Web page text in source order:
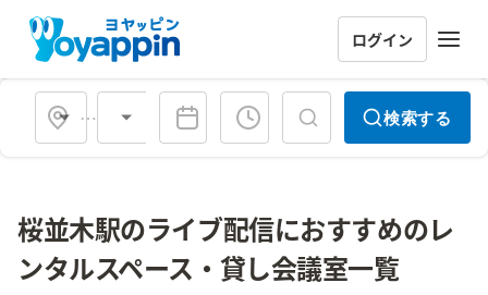
ログイン
会場タイプ 検索する
桜並木駅のライブ配信におすすめのレ
ンタルスペース・貸し会議室一覧